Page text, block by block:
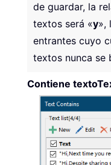
de guardar, la
textos será «y»,
entrantes cuyo
textos nunca se
Contiene texto